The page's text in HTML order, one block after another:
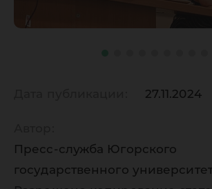
27.11.2024
Пресс-служба Югорского
государственного